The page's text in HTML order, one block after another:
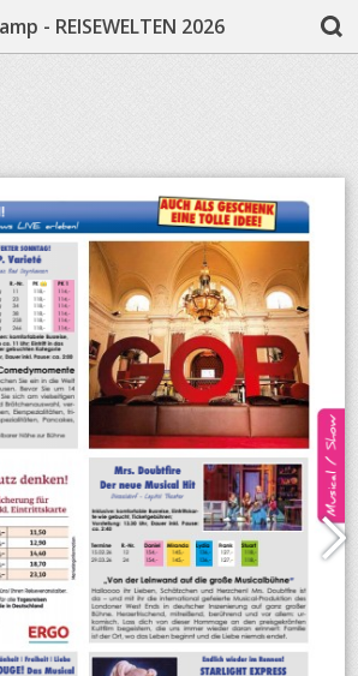
- REISEWELTEN 2026